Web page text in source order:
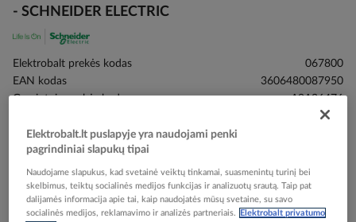
beginning
the
images
- SCHNEIDER ELECTRIC
Elektrobalt prekės kodas
067800
EAN kodas
3606480087950
Gamintojo prekės kodas
A9A26476
Prisijunkite, norėdami pamatyti kainas
Įtraukti į palyginimą
Elektrobalt.lt puslapyje yra naudojami penki
pagrindiniai slapukų tipai
Naudojame slapukus, kad svetainė veiktų tinkamai, suasmenintų turinį bei
skelbimus, teiktų socialinės medijos funkcijas ir analizuotų srautą. Taip pat
dalijamės informacija apie tai, kaip naudojatės mūsų svetaine, su savo
socialinės medijos, reklamavimo ir analizės partneriais.
Elektrobalt privatumo